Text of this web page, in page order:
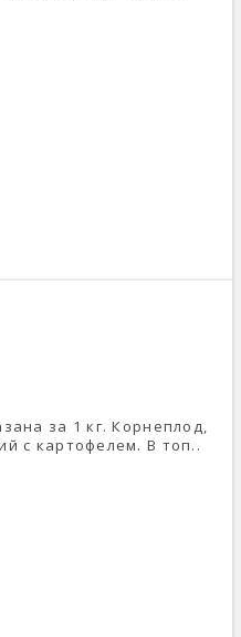
за 1 кг. Корнеплод,
с картофелем. В топ..